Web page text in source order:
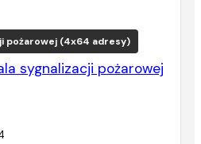
pożarowej (4x64 adresy)
sygnalizacji pożarowej